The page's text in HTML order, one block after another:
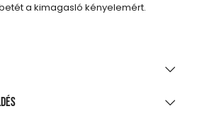
a kimagasló kényelemért.